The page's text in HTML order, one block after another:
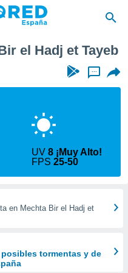
el Hadj et Tayeb
...
UV8 ¡Muy Alto!
FPS25-50
en Mechta Bir el Hadj et
tormentas y de